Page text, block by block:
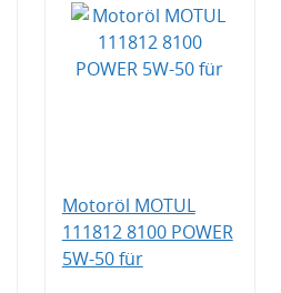
Motoröl MOTUL
111812 8100 POWER
5W-50 für